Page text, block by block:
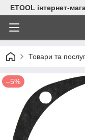
ETOOL інтернет-
Товари та
–5%